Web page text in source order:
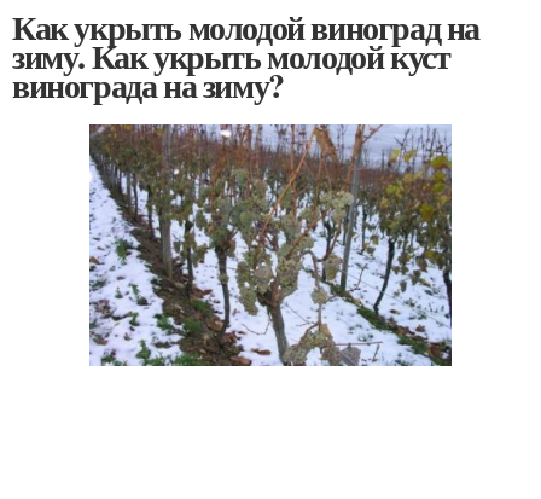
Как укрыть молодой виноград на
зиму. Как укрыть молодой куст
винограда на зиму?